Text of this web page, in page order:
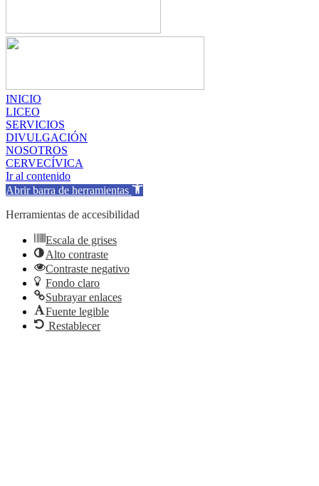
INICIO
LICEO
SERVICIOS
DIVULGACIÓN
NOSOTROS
CERVECÍVICA
Ir al contenido
Abrir barra de herramientas
Herramientas de accesibilidad
Escala de grises
Alto contraste
Contraste negativo
Fondo claro
Subrayar enlaces
Fuente legible
Restablecer